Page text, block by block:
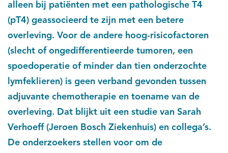
alleen bij patiënten met een pathologische T4
(pT4) geassocieerd te zijn met een betere
overleving. Voor de andere hoog-risicofactoren
(slecht of ongedifferentieerde tumoren, een
spoedoperatie of minder dan tien onderzochte
lymfeklieren) is geen verband gevonden tussen
adjuvante chemotherapie en toename van de
overleving. Dat blijkt uit een studie van Sarah
Verhoeff (Jeroen Bosch Ziekenhuis) en collega’s.
De onderzoekers stellen voor om de